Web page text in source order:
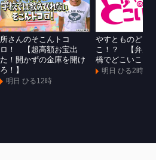
所さんのそこんトコ
ロ！ 【超高額お宝出
た！開かずの金庫を開け
ろ！】
明日 ひる12時
やすとものどこ
こ！？ 【弁天
橋でどこいこ！
明日 ひる2時